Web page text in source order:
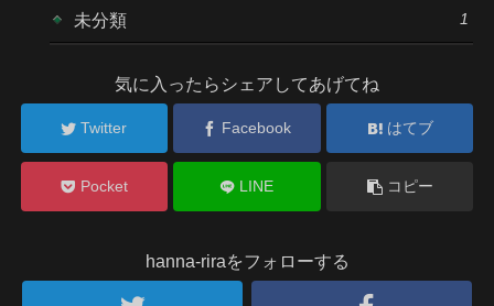
未分類 1
気に入ったらシェアしてあげてね
Twitter Facebook はてブ
Pocket LINE コピー
hanna-riraをフォローする